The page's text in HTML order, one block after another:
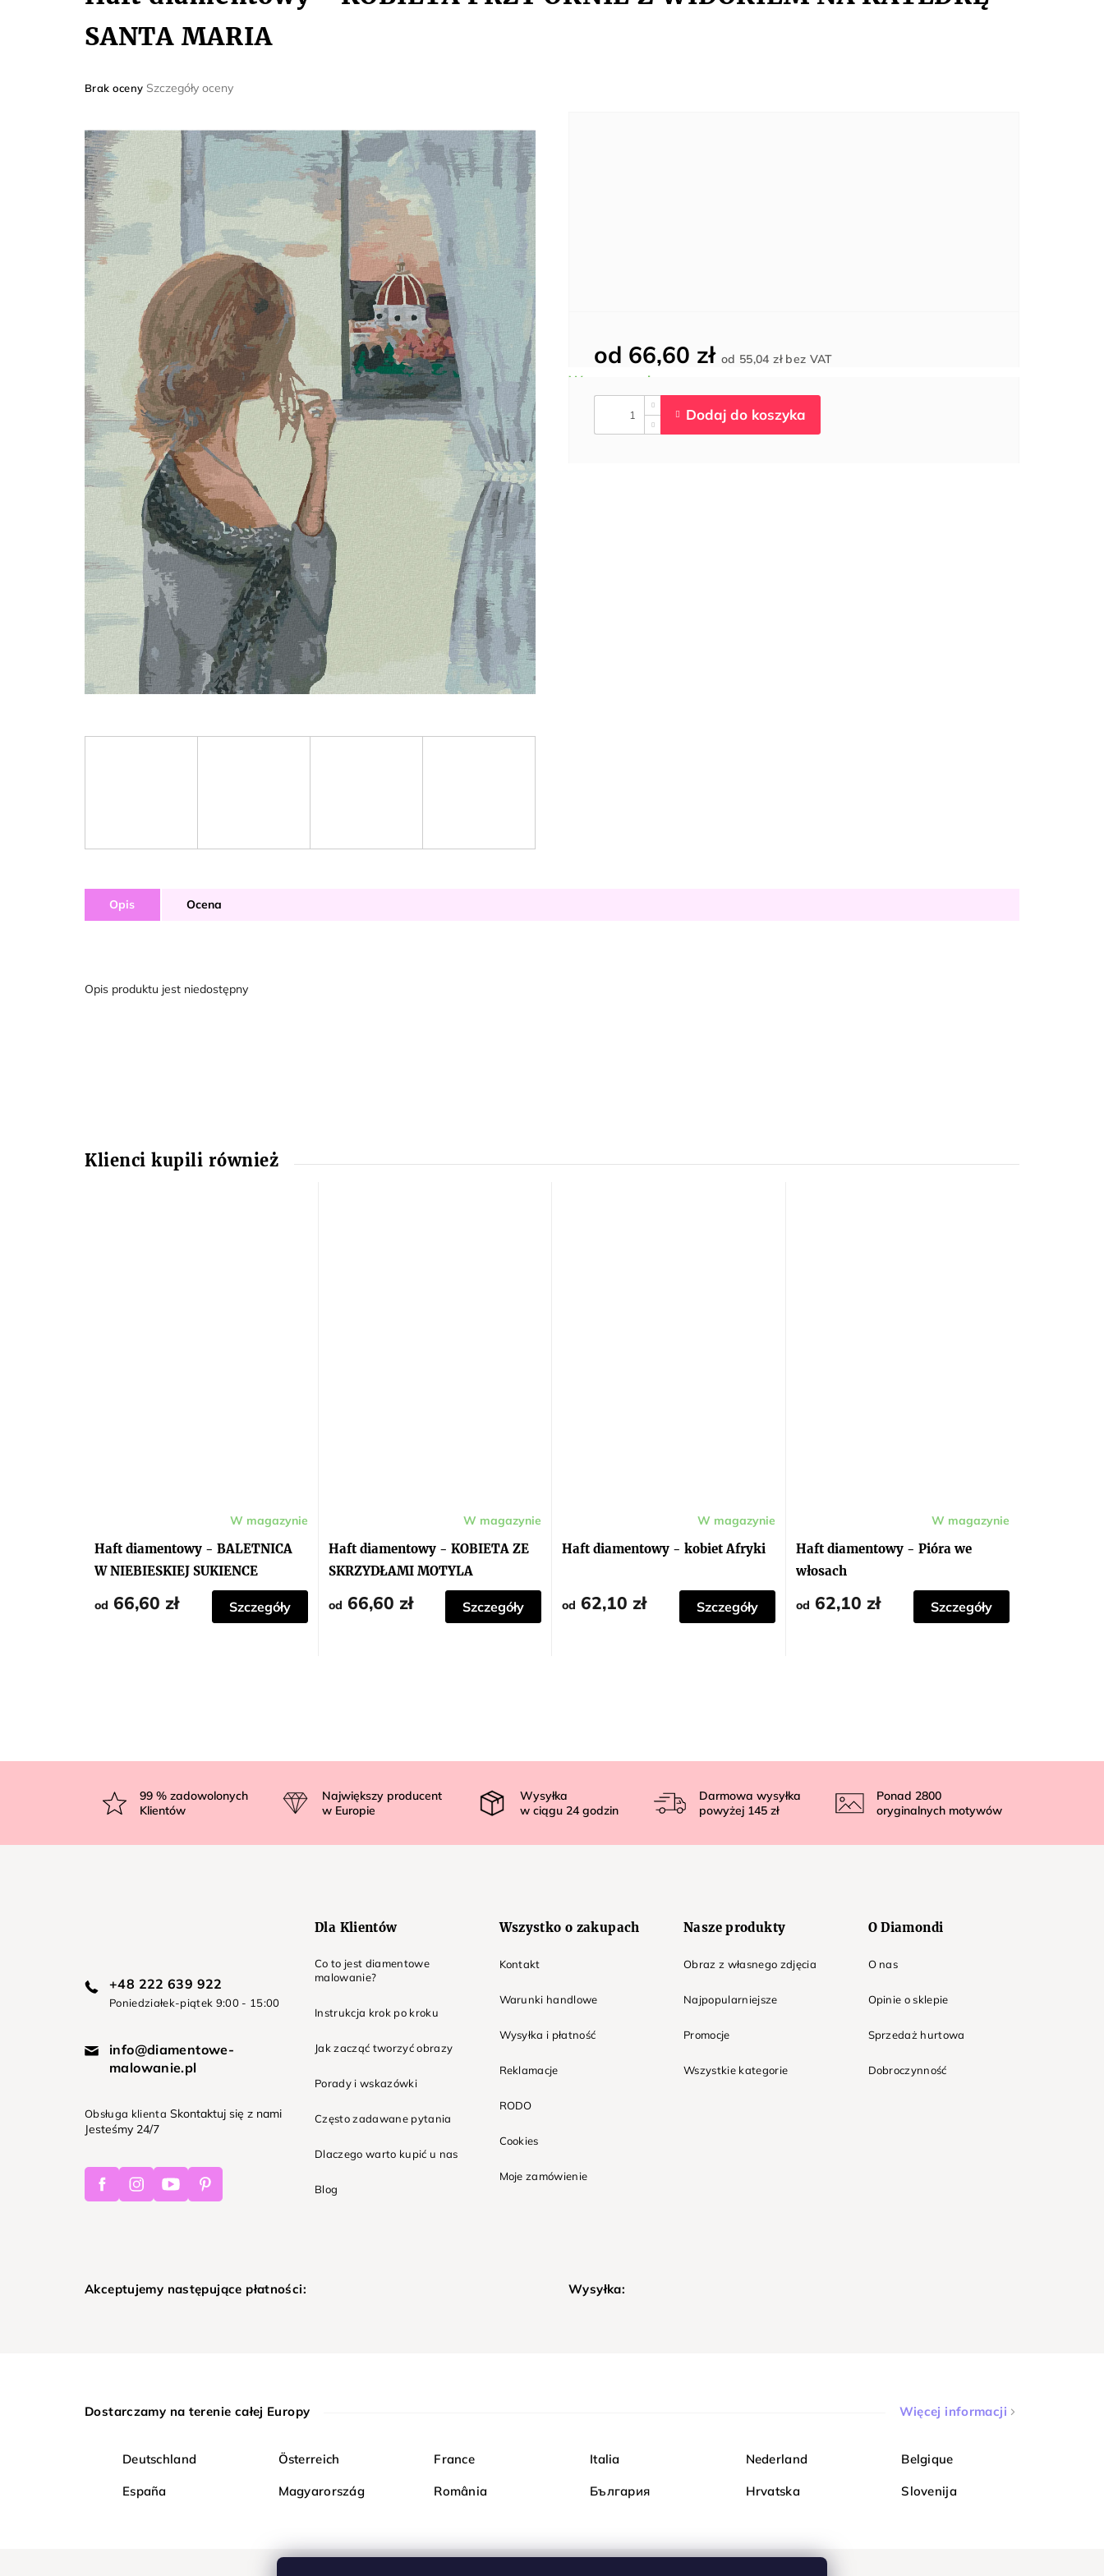
SANTA MARIA
Średnia
wynosi
0,0
na
5
gwiazdek.
Brak oceny Szczegóły oceny
od 66,60 zł od 55,04 złbez VAT
Opis Ocena
Opis produktu jest niedostępny
Haft diamentowy - BALETNICA
W NIEBIESKIEJ SUKIENCE
W magazynie
od 66,60 zł Szczegóły
Haft diamentowy - KOBIETA ZE
SKRZYDŁAMI MOTYLA
W magazynie
od 66,60 zł Szczegóły
Haft diamentowy - kobiet Afryki
W magazynie
od 62,10 zł Szczegóły
Haft diamentowy - Pióra we
włosach
W magazynie
od 62,10 zł Szczegóły
p
99% zadowolonych
Klientów
Największy producent
w Europie
Wysyłka
w ciągu 24 godzin
Darmowa wysyłka
powyżej 145 zł
Ponad 2800
oryginalnych motywów
+48 222 639 922
Poniedziałek-piątek 9:00 - 15:00
info@diamentowe-
malowanie.pl
Obsługa klienta Skontaktuj się z nami
Jesteśmy 24/7
FacebookInstagramYoutubePinterest
Dla Klientów
Co to jest diamentowe
malowanie?
Instrukcja krok po kroku
Jak zacząć tworzyć obrazy
Porady i wskazówki
Często zadawane pytania
Dlaczego warto kupić u nas
Blog
Wszystko o zakupach
Kontakt
Warunki handlowe
Wysyłka i płatność
Reklamacje
RODO
Cookies
Moje zamówienie
Nasze produkty
Obraz z własnego zdjęcia
Najpopularniejsze
Promocje
Wszystkie kategorie
O Diamondi
O nas
Opinie o sklepie
Sprzedaż hurtowa
Dobroczynność
Akceptujemy następujące płatności: Wysyłka:
Dostarczamy na terenie całej Europy Więcej informacji
Deutschland Österreich France Italia Nederland Belgique
España Magyarország România България Hrvatska Slovenija